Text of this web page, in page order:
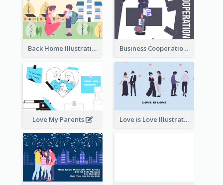
Back Home Illustration Business Cooperation
Love My Parents Love is Love Illustration